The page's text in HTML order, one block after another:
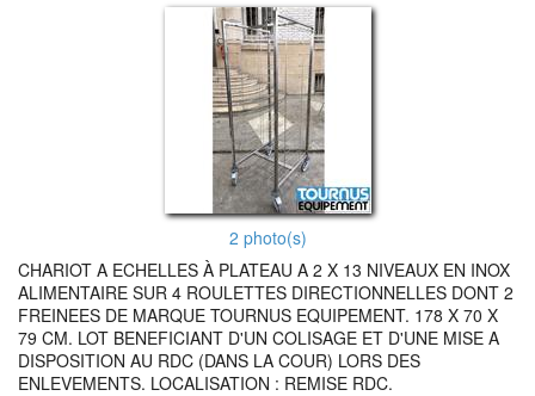
2 photo(s)
CHARIOT A ECHELLES À PLATEAU A 2 X 13 NIVEAUX EN INOX
ALIMENTAIRE SUR 4 ROULETTES DIRECTIONNELLES DONT 2
FREINEES DE MARQUE TOURNUS EQUIPEMENT. 178 X 70 X
79 CM. LOT BENEFICIANT D'UN COLISAGE ET D'UNE MISE A
DISPOSITION AU RDC (DANS LA COUR) LORS DES
ENLEVEMENTS. LOCALISATION : REMISE RDC.